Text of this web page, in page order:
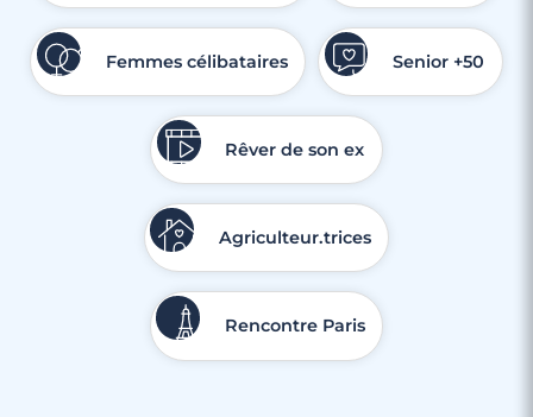
Femmes célibataires Senior +50
Rêver de son ex
Agriculteur.trices
Rencontre Paris